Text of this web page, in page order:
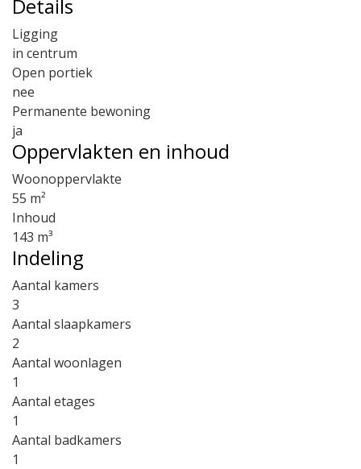
Details
Ligging
in centrum
Open portiek
nee
Permanente bewoning
ja
Oppervlakten en inhoud
Woonoppervlakte
55 m²
Inhoud
143 m³
Indeling
Aantal kamers
3
Aantal slaapkamers
2
Aantal woonlagen
1
Aantal etages
1
Aantal badkamers
1